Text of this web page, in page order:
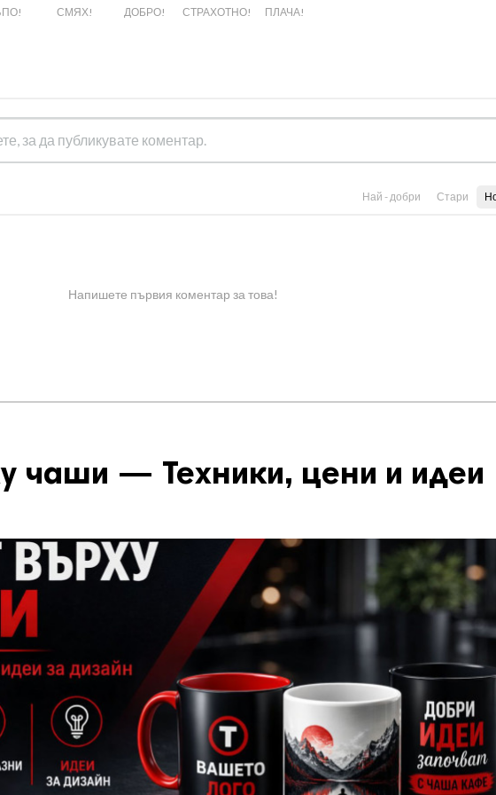
СМЯХ! ДОБРО! СТРАХОТНО! ПЛАЧА!
Най - добри Стари
Напишете първия коментар за това!
чаши — Техники, цени и идеи